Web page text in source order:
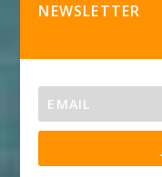
NEWSLETTER